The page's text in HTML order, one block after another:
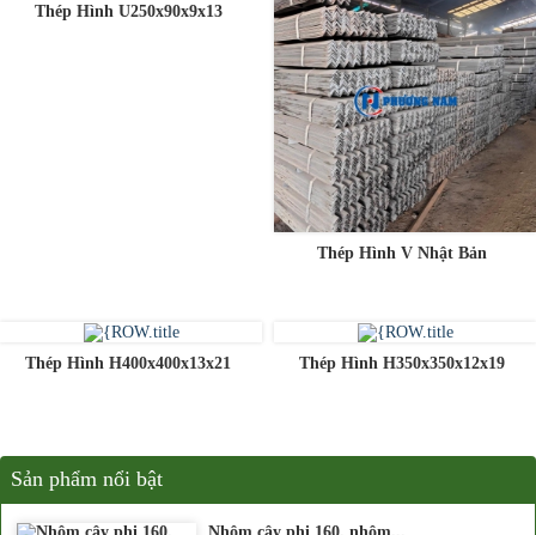
Thép Hình U250x90x9x13
Thép Hình V Nhật Bản
Thép Hình H400x400x13x21 Thép Hình H350x350x12x19
Sản phẩm nổi bật